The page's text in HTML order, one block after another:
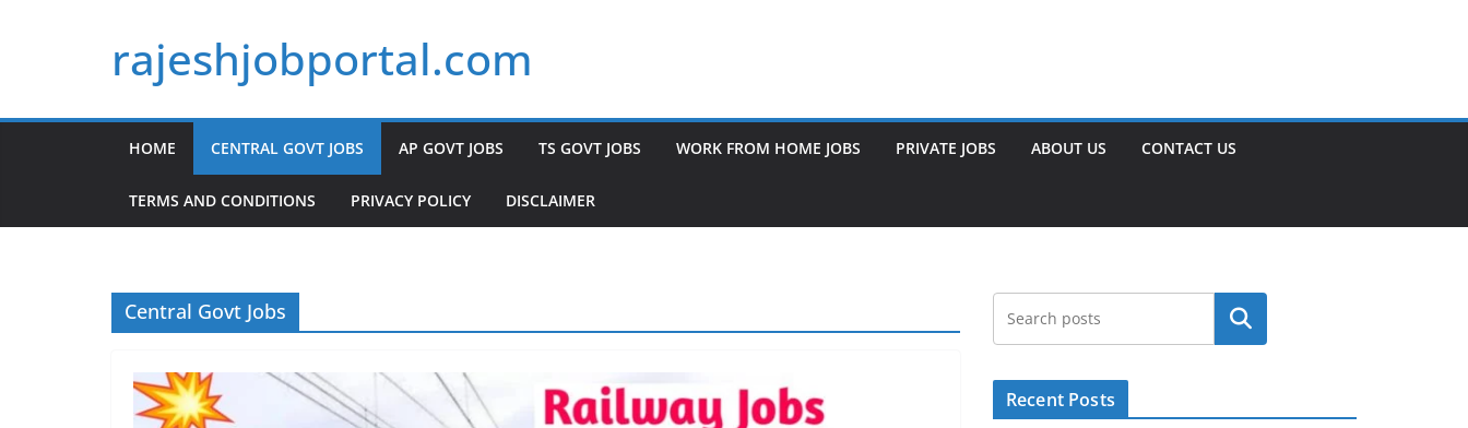
rajeshjobportal.com
HOME CENTRAL GOVT JOBS AP GOVT JOBS TS GOVT JOBS WORK FROM HOME JOBS PRIVATE JOBS ABOUT US CONTACT US
TERMS AND CONDITIONS PRIVACY POLICY DISCLAIMER
Central Govt Jobs Search
Recent Posts